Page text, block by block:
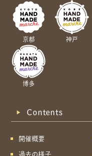
京都 神戸
博多
Contents
開催概要
過去の様子